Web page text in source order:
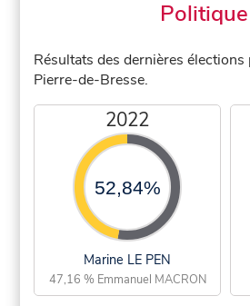
Politique
Résultats des dernières
Pierre-de-Bresse.
2022
52,84%
Marine LE PEN
47,16 % Emmanuel MACRON